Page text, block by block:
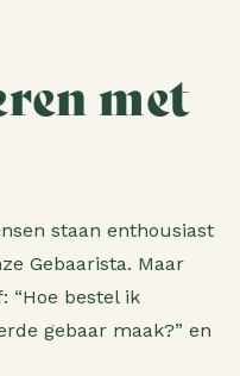
met
staan enthousiast
Gebaarista. Maar
“Hoe bestel ik
gebaar maak?” en